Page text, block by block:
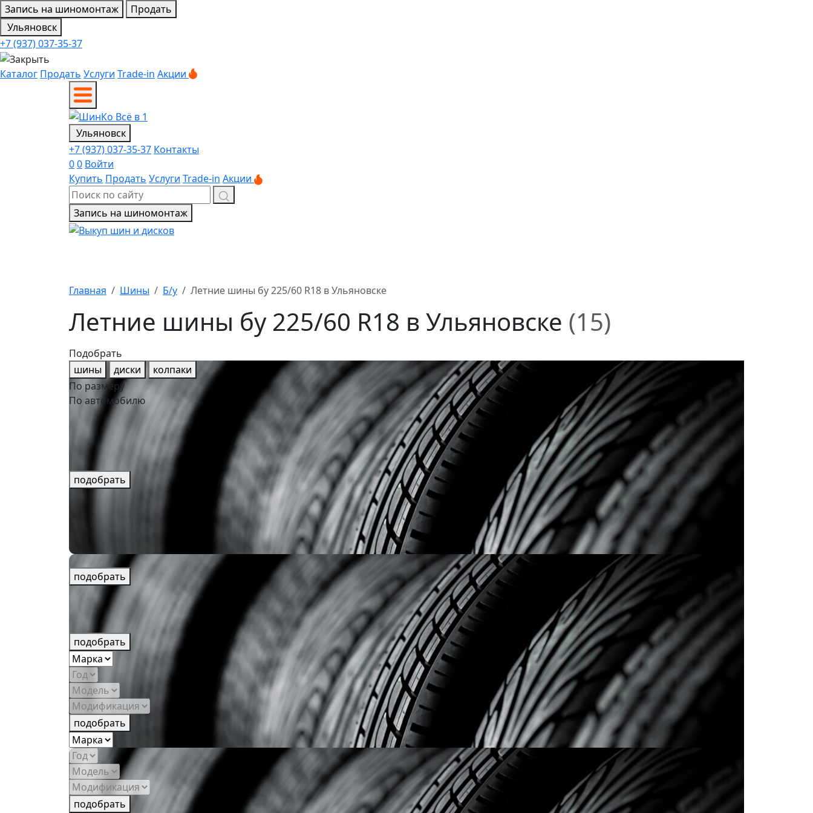
Запись на шиномонтаж
Продать
Ульяновск
+7 (937) 037-35-37
Каталог Продать Услуги Trade-in Акции
Ульяновск
+7 (937) 037-35-37 Контакты
00 Войти
Купить Продать Услуги Trade-in Акции
Запись на шиномонтаж
Главная Шины Б/у Летние шины бу 225/60 R18 в Ульяновске
Летние шины бу 225/60 R18 в Ульяновске (15)
Подобрать
шины
диски
колпаки
По размеру
По автомобилю
подобрать
подобрать
подобрать
подобрать
подобрать